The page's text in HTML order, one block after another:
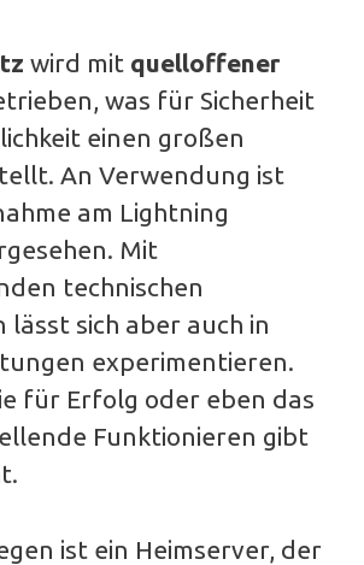
wird mit quelloffener
was für Sicherheit
einen großen
An Verwendung ist
am Lightning
Mit
technischen
lässt sich aber auch in
experimentieren.
für Erfolg oder eben das
Funktionieren gibt
ist ein Heimserver, der